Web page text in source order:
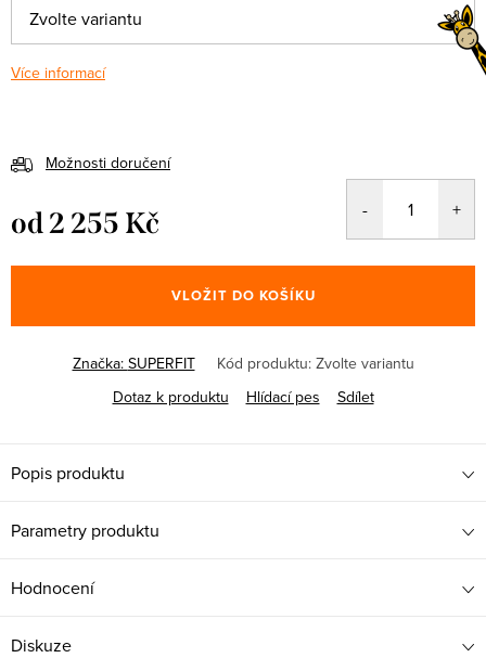
Více informací
Možnosti doručení
od2 255 Kč
cena:
VLOŽIT DO KOŠÍKU
Značka: SUPERFIT Kód produktu: Zvolte variantu
Dotaz k produktu
Hlídací pes Sdílet
Popis produktu
Parametry produktu
Hodnocení
Diskuze